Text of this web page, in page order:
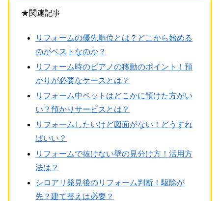
★関連記事
リフォームの優先順位とは？どこから始める
のがベストなのか？
リフォーム時のピアノの移動のポイント！預
かりが必要なケースとは？
リフォーム中ペットはどこかに預けた方がい
い？預かりサービスとは？
リフォームしたいけど図面がない！どうすれ
ばいい？
リフォームで抜けない壁の見分け方！活用方
法は？
シロアリ発見後のリフォーム判断！駆除が
先？建て替えは必要？